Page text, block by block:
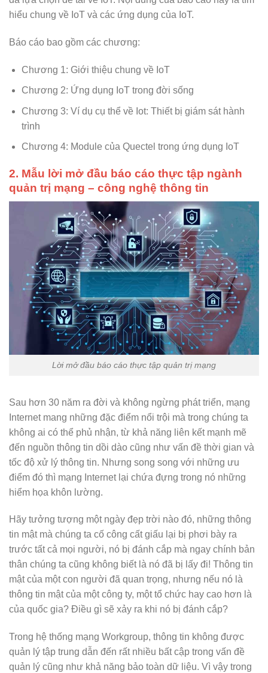
hiểu chung về IoT và các ứng dụng của IoT.
Báo cáo bao gồm các chương:
Chương 1: Giới thiệu chung về IoT
Chương 2: Ứng dụng IoT trong đời sống
Chương 3: Ví dụ cụ thể về Iot: Thiết bị giám sát hành
trình
Chương 4: Module của Quectel trong ứng dụng IoT
2. Mẫu lời mở đầu báo cáo thực tập ngành
quản trị mạng – công nghệ thông tin
Lời mở đầu báo cáo thực tập quản trị mạng
Sau hơn 30 năm ra đời và không ngừng phát triển, mạng
Internet mang những đặc điểm nổi trội mà trong chúng ta
không ai có thể phủ nhận, từ khả năng liên kết mạnh mẽ
đến nguồn thông tin dồi dào cũng như vấn đề thời gian và
tốc độ xử lý thông tin. Nhưng song song với những ưu
điểm đó thì mạng Internet lại chứa đựng trong nó những
hiểm họa khôn lường.
Hãy tưởng tượng một ngày đẹp trời nào đó, những thông
tin mật mà chúng ta cố công cất giấu lại bị phơi bày ra
trước tất cả mọi người, nó bị đánh cắp mà ngay chính bản
thân chúng ta cũng không biết là nó đã bị lấy đi! Thông tin
mật của một con người đã quan trọng, nhưng nếu nó là
thông tin mật của một công ty, một tổ chức hay cao hơn là
của quốc gia? Điều gì sẽ xảy ra khi nó bị đánh cắp?
Trong hệ thống mạng Workgroup, thông tin không được
quản lý tập trung dẫn đến rất nhiều bất cập trong vấn đề
quản lý cũng như khả năng bảo toàn dữ liệu. Vì vậy trong